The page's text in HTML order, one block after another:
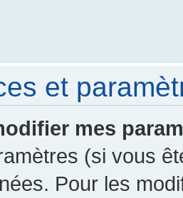
et
mes
(si vous
Pour les